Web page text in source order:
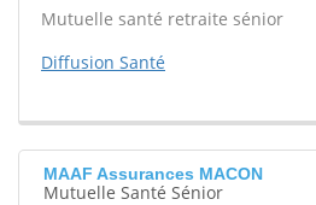
Mutuelle santé retraite sénior
Diffusion Santé
MAAF Assurances MACON
Mutuelle Santé Sénior